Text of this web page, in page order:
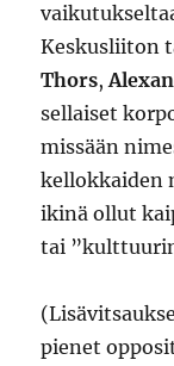
Keskusliiton
Thors,
sellaiset
missään
kellokkaiden
ikinä ollut
tai
pienet